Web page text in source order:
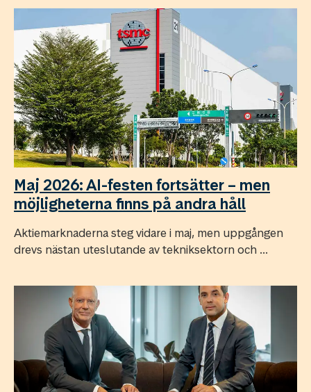
Maj 2026: AI-festen fortsätter – men
möjligheterna finns på andra håll
Aktiemarknaderna steg vidare i maj, men uppgången
drevs nästan uteslutande av tekniksektorn och ...